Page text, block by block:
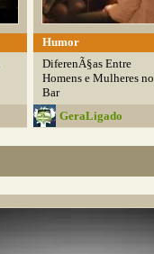
Humor
DiferenÃ§as Entre
Homens e Mulheres no
Bar
GeraLigado